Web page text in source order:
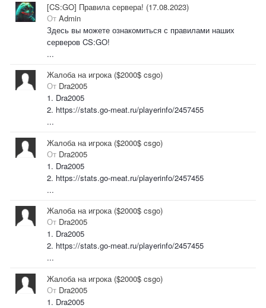
[CS:GO] Правила сервера! (17.08.2023)
От Admin
Здесь вы можете ознакомиться с правилами наших
серверов CS:GO!
...
Жалоба на игрока ($2000$ csgo)
От Dra2005
1. Dra2005
2. https://stats.go-meat.ru/playerinfo/2457455
...
Жалоба на игрока ($2000$ csgo)
От Dra2005
1. Dra2005
2. https://stats.go-meat.ru/playerinfo/2457455
...
Жалоба на игрока ($2000$ csgo)
От Dra2005
1. Dra2005
2. https://stats.go-meat.ru/playerinfo/2457455
...
Жалоба на игрока ($2000$ csgo)
От Dra2005
1. Dra2005